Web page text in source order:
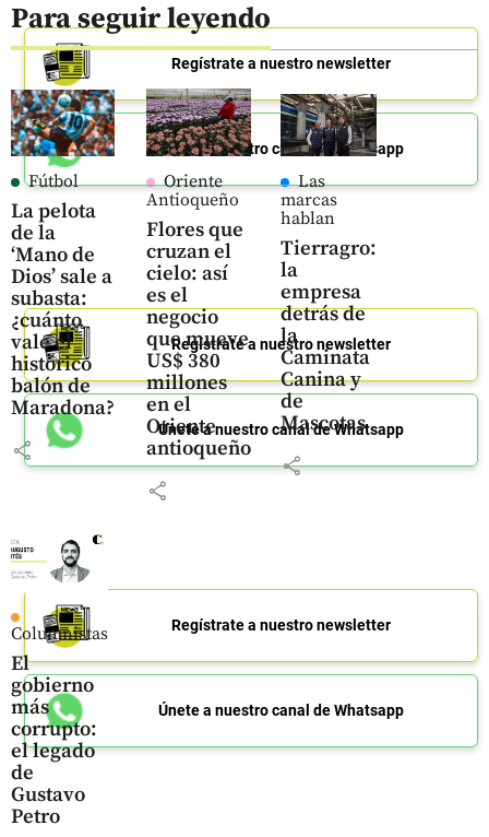
Para seguir leyendo
Fútbol
La pelota
de la
‘Mano de
Dios’ sale a
subasta:
¿cuánto
vale el
histórico
balón de
Maradona?
share
Oriente
Antioqueño
Flores que
cruzan el
cielo: así
es el
negocio
que mueve
US$ 380
millones
en el
Oriente
antioqueño
share
Las
marcas
hablan
Tierragro:
la
empresa
detrás de
la
Caminata
Canina y
de
Mascotas
share
Columnistas
El
gobierno
más
corrupto:
el legado
de
Gustavo
Petro
Regístrate a nuestro newsletter
Únete a nuestro canal de Whatsapp
Regístrate a nuestro newsletter
Únete a nuestro canal de Whatsapp
Regístrate a nuestro newsletter
Únete a nuestro canal de Whatsapp